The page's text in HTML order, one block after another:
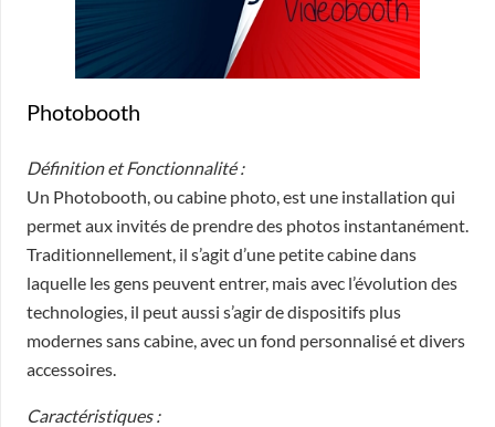
Photobooth
Définition et Fonctionnalité :
Un Photobooth, ou cabine photo, est une installation qui
permet aux invités de prendre des photos instantanément.
Traditionnellement, il s’agit d’une petite cabine dans
laquelle les gens peuvent entrer, mais avec l’évolution des
technologies, il peut aussi s’agir de dispositifs plus
modernes sans cabine, avec un fond personnalisé et divers
accessoires.
Caractéristiques :